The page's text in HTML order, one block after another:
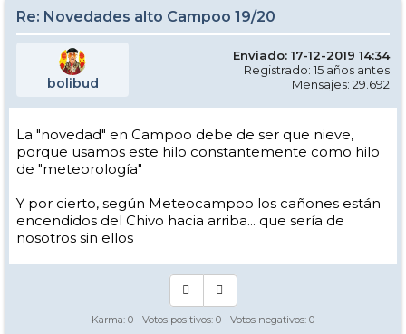
Re: Novedades alto Campoo 19/20
bolibud
Enviado: 17-12-2019 14:34
Registrado: 15 años antes
Mensajes: 29.692
La "novedad" en Campoo debe de ser que nieve,
porque usamos este hilo constantemente como hilo
de "meteorología"
Y por cierto, según Meteocampoo los cañones están
encendidos del Chivo hacia arriba... que sería de
nosotros sin ellos
Karma: 0 - Votos positivos: 0 - Votos negativos: 0